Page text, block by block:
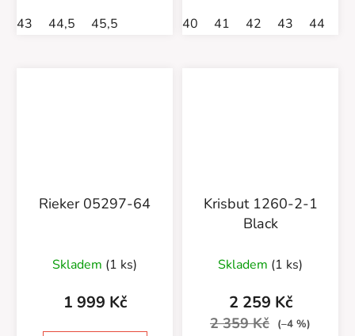
43 44,5 45,5 40 41 42 43 44
Rieker 05297-64
Skladem (1 ks)
1 999 Kč
Krisbut 1260-2-1
Black
Skladem (1 ks)
2 259 Kč
2 359 Kč (–4 %)